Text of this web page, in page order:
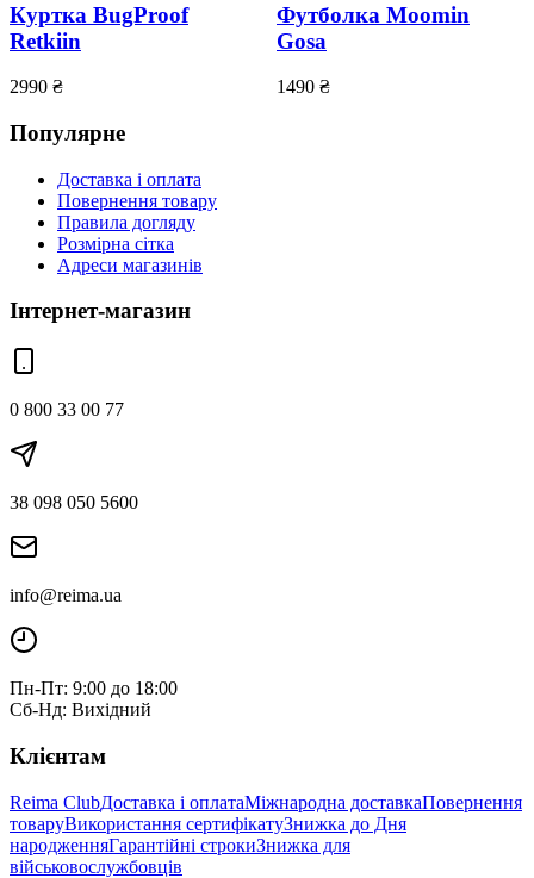
Куртка BugProof
Retkiin
2990 ₴
Футболка Moomin
Gosa
1490 ₴
Популярне
Доставка і оплата
Повернення товару
Правила догляду
Розмірна сітка
Адреси магазинів
Інтернет-магазин
0 800 33 00 77
38 098 050 5600
info@reima.ua
Пн-Пт: 9:00 до 18:00
Сб-Нд: Вихідний
Клієнтам
Reima ClubДоставка і оплатаМіжнародна доставкаПовернення
товаруВикористання сертифікатуЗнижка до Дня
народженняГарантійні строкиЗнижка для
військовослужбовців